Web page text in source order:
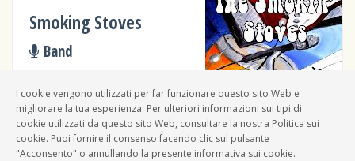
Smoking Stoves
Band
I cookie vengono utilizzati per far funzionare questo sito Web e
migliorare la tua esperienza. Per ulteriori informazioni sui tipi di
cookie utilizzati da questo sito Web, consultare la nostra Politica sui
cookie. Puoi fornire il consenso facendo clic sul pulsante
"Acconsento" o annullando la presente informativa sui cookie.